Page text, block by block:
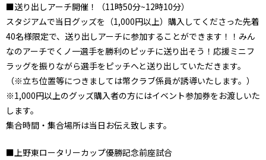
■送り出しアーチ開催！（11時50分~12時10分）
スタジアムで当日グッズを（1,000円以上）購入してくださった先着
40名様限定で、送り出しアーチに参加することができます！！みん
なのアーチでくノ一選手を勝利のピッチに送り出そう！応援ミニフ
ラッグを振りながら選手をピッチへと送り出していただきます。
（※立ち位置等につきましては幣クラブ係員が誘導いたします。）
※1,000円以上のグッズ購入者の方にはイベント参加券をお渡しいた
します。
集合時間・集合場所は当日お伝え致します。
■上野東ロータリーカップ優勝記念前座試合